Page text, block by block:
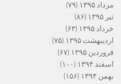
مرداد ۱۳۹۵
(۷۹)
تیر ۱۳۹۵
(۸۶)
خرداد ۱۳۹۵
(۶۳)
اردیبهشت ۱۳۹۵
(۷۵)
فروردین ۱۳۹۵
(۶۷)
اسفند ۱۳۹۴
(۱۰۰)
بهمن ۱۳۹۴
(۱۵۶)